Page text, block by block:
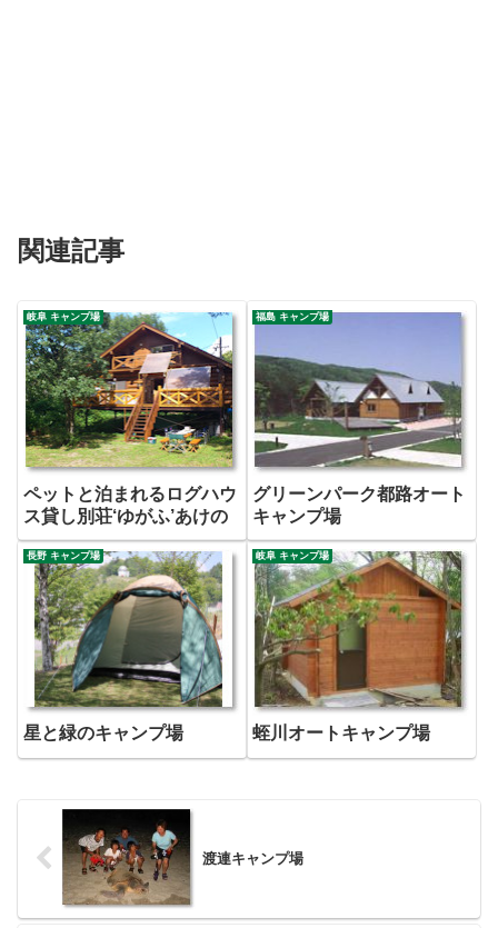
関連記事
岐阜 キャンプ場
ペットと泊まれるログハウ
ス貸し別荘‘ゆがふ’あけの
福島 キャンプ場
グリーンパーク都路オート
キャンプ場
長野 キャンプ場
星と緑のキャンプ場
岐阜 キャンプ場
蛭川オートキャンプ場
渡連キャンプ場